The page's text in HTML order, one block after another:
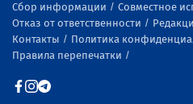
Сбор информации
Совместное
Отказ от ответственности
Контакты
Политика
Правила перепечатки